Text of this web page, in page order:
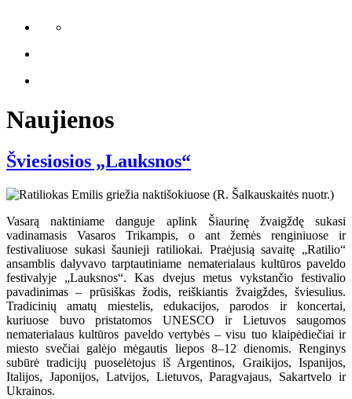
Naujienos
Šviesiosios „Lauksnos“
Vasarą naktiniame danguje aplink Šiaurinę žvaigždę sukasi
vadinamasis Vasaros Trikampis, o ant žemės renginiuose ir
festivaliuose sukasi šaunieji ratiliokai. Praėjusią savaitę „Ratilio“
ansamblis dalyvavo tarptautiniame nematerialaus kultūros paveldo
festivalyje „Lauksnos“. Kas dvejus metus vykstančio festivalio
pavadinimas – prūsiškas žodis, reiškiantis žvaigždes, šviesulius.
Tradicinių amatų miestelis, edukacijos, parodos ir koncertai,
kuriuose buvo pristatomos UNESCO ir Lietuvos saugomos
nematerialaus kultūros paveldo vertybės – visu tuo klaipėdiečiai ir
miesto svečiai galėjo mėgautis liepos 8–12 dienomis. Renginys
subūrė tradicijų puoselėtojus iš Argentinos, Graikijos, Ispanijos,
Italijos, Japonijos, Latvijos, Lietuvos, Paragvajaus, Sakartvelo ir
Ukrainos.